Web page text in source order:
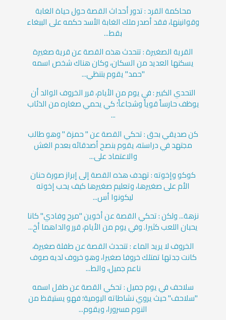
محاكمة القرد : تدور أحداث القصة حول حياة الغابة
وقوانينها، فقد أصدر ملك الغابة الأسد حكمه على الببغاء
بقط...
القرية الصغيرة : تتحدث هذه القصة عن قرية صغيرة
يسكنها العديد من السكان، وكان هناك شخص اسمه
"حمد" يقوم بتنظي...
التحدي الكبير : في يوم من الأيام، قرر الخروف الوالد أن
يوظف حارساً قوياً وشجاعاً؛ كي يحمي صغاره من الذئاب
...
كن صديقي بحق : تحكي القصة عن " حمزة " وهو طالب
مجتهد في دراسته، يقوم بنصح أصدقائه بعدم الغش
والاعتماد على...
كوكو وإخوته : تهدف هذه القصة إلى إبراز صورة حنان
الأم على صغيرها، وتعليم صغيرها كيف يحب إخوته
ليكونوا أس...
نزهة... ولكن : تحكي القصة عن أخوين "مرح وفادي" كانا
يحبان اللعب كثيرا. وفي يوم من الأيام، قرر والداهما أخ...
الخروف لا يريد الماء : تتحدث القصة عن طفلة صغيرة،
كانت جدتها تمتلك خروفا صغيرا، وهو خروف لديه صوف
ناعم جميل، والط...
سلاحف في يوم جميل : تحكي القصة عن طفل اسمه
"سلاحف" حيث يروي نشاطاته اليومية؛ فهو يستيقظ من
النوم مسرورا، ويقوم...